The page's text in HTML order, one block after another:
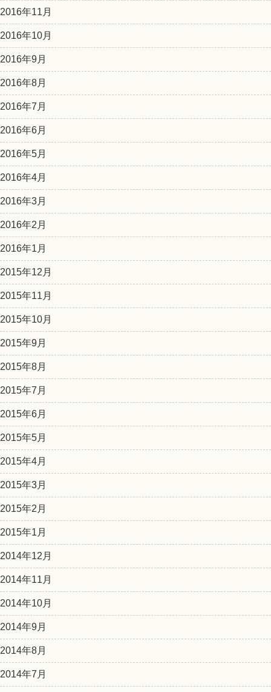
2016年11月
2016年10月
2016年9月
2016年8月
2016年7月
2016年6月
2016年5月
2016年4月
2016年3月
2016年2月
2016年1月
2015年12月
2015年11月
2015年10月
2015年9月
2015年8月
2015年7月
2015年6月
2015年5月
2015年4月
2015年3月
2015年2月
2015年1月
2014年12月
2014年11月
2014年10月
2014年9月
2014年8月
2014年7月